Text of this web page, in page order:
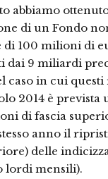
abbiamo
di un Fondo
di 100 milioni di
dai 9 miliardi
caso in cui
2014 è
di fascia
anno il
delle
lordi mensili).